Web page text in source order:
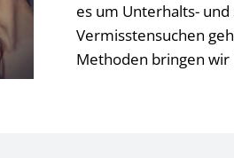
es um Unterhalts-
Vermisstensuchen
Methoden bringen wir